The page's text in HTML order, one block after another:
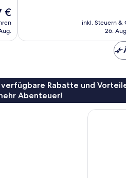
€
inkl. Steuern &
26.
Rabatte und
Abenteuer!